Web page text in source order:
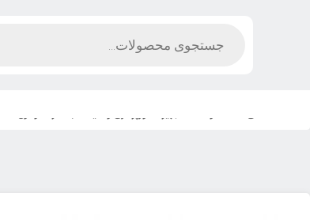
search
صفحه اصلی محصولات تجهیزات نورپردازی و آتلیه بک گراند و فون